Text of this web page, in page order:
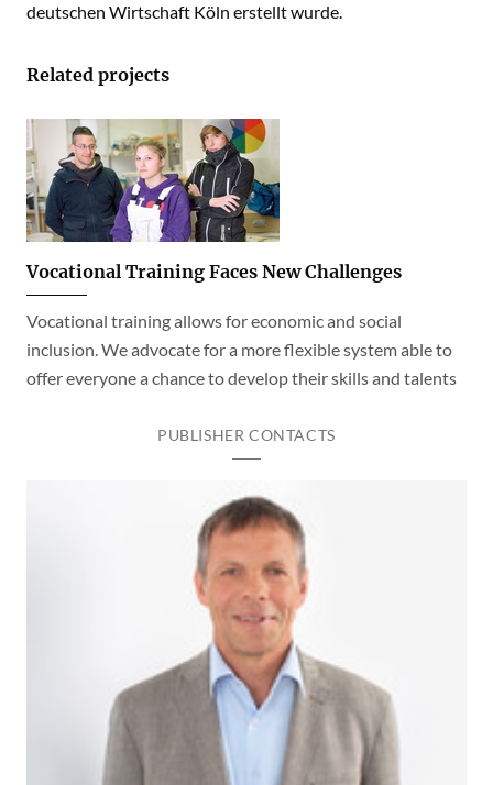
deutschen Wirtschaft Köln erstellt wurde.
Related projects
Vocational Training Faces New Challenges
Vocational training allows for economic and social
inclusion. We advocate for a more flexible system able to
offer everyone a chance to develop their skills and talents
PUBLISHER CONTACTS